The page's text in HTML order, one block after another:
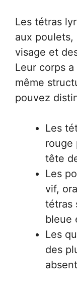
Les tétras
aux poulets,
visage et
Leur corps
même
pouvez
Les
rouge
tête
Les
vif,
tétras
bleue
Les
des